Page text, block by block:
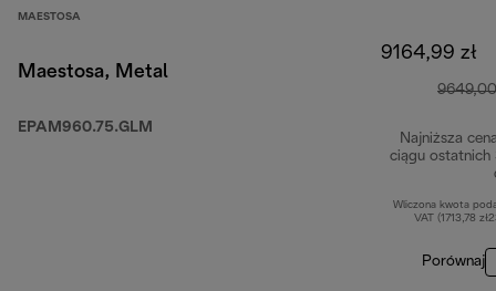
MAESTOSA
Maestosa, Metal
EPAM960.75.GLM
9164,99 zł
9649,00
Najniższa
ciągu ostatnich
Wliczona kwota
VAT (1713,78
Porównaj